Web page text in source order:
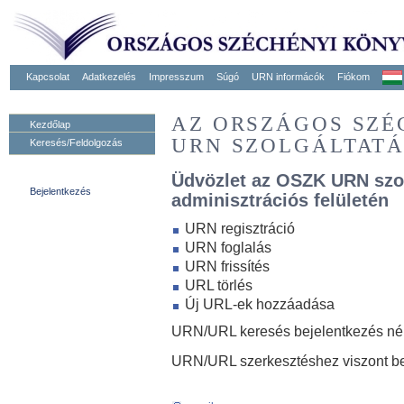
Kapcsolat Adatkezelés Impresszum Súgó URN informácók Fiókom
Kezdőlap
Keresés/Feldolgozás
Bejelentkezés
AZ ORSZÁGOS
URN
Üdvözlet az OSZK URN
adminisztrációs felületén
URN regisztráció
URN foglalás
URN frissítés
URL törlés
Új URL-ek hozzáadása
URN/URL keresés bejelentkezés
URN/URL szerkesztéshez viszont